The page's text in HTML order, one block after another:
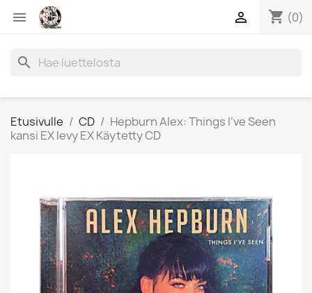
 shopping_cart (0)

search
Etusivulle CD
Hepburn Alex: Things I've Seen
kansi EX levy EX Käytetty CD